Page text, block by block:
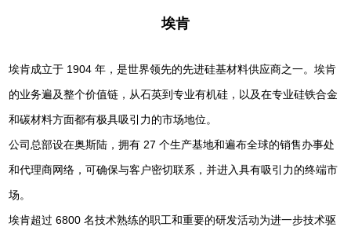
埃肯
埃肯成立于 1904年，是世界领先的先进硅基材料供应商之一。埃肯
的业务遍及整个价值链，从石英到专业有机硅，以及在专业硅铁合金
和碳材料方面都有极具吸引力的市场地位。
公司总部设在奥斯陆，拥有 27个生产基地和遍布全球的销售办事处
和代理商网络，可确保与客户密切联系，并进入具有吸引力的终端市
场。
埃肯超过 6800名技术熟练的职工和重要的研发活动为进一步技术驱